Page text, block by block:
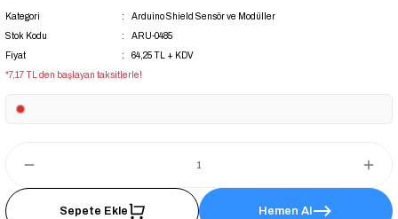
Kategori
Arduino Shield Sensör ve Modüller
Stok Kodu
ARU-0485
Fiyat
64,25 TL + KDV
*7,17 TL den başlayan taksitlerle!
Sepete Ekle Hemen Al